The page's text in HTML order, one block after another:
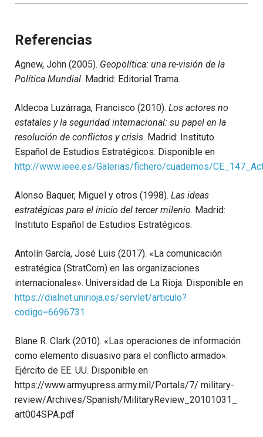
Referencias
Agnew, John (2005). Geopolítica: una re-visión de la
Política Mundial. Madrid: Editorial Trama.
Aldecoa Luzárraga, Francisco (2010). Los actores no
estatales y la seguridad internacional: su papel en la
resolución de conflictos y crisis. Madrid: Instituto
Español de Estudios Estratégicos. Disponible en
http://www.ieee.es/Galerias/fichero/cuadernos/
Alonso Baquer, Miguel y otros (1998). Las ideas
estratégicas para el inicio del tercer milenio. Madrid:
Instituto Español de Estudios Estratégicos.
Antolín García, José Luis (2017). «La comunicación
estratégica (StratCom) en las organizaciones
internacionales». Universidad de La Rioja. Disponible en
https://dialnet.unirioja.es/servlet/articulo?
codigo=6696731
Blane R. Clark (2010). «Las operaciones de información
como elemento disuasivo para el conflicto armado».
Ejército de EE. UU. Disponible en
https://www.armyupress.army.mil/Portals/7/ military-
review/Archives/Spanish/MilitaryReview_20101031_
art004SPA.pdf